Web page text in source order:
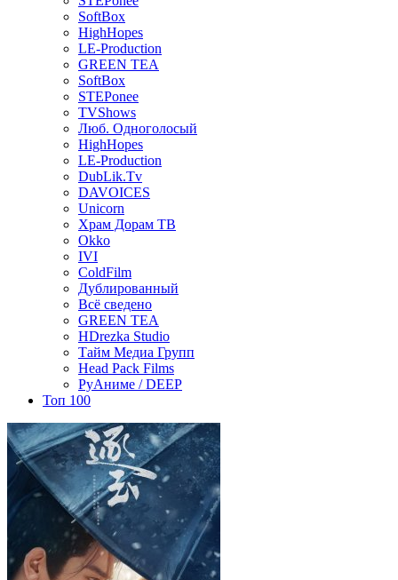
SoftBox
HighHopes
LE-Production
GREEN TEA
SoftBox
STEPonee
TVShows
Люб. Одноголосый
HighHopes
LE-Production
DubLik.Tv
DAVOICES
Unicorn
Храм Дорам ТВ
Okko
IVI
ColdFilm
Дублированный
Всё сведено
GREEN TEA
HDrezka Studio
Тайм Медиа Групп
Head Pack Films
РуАниме / DEEP
Топ 100